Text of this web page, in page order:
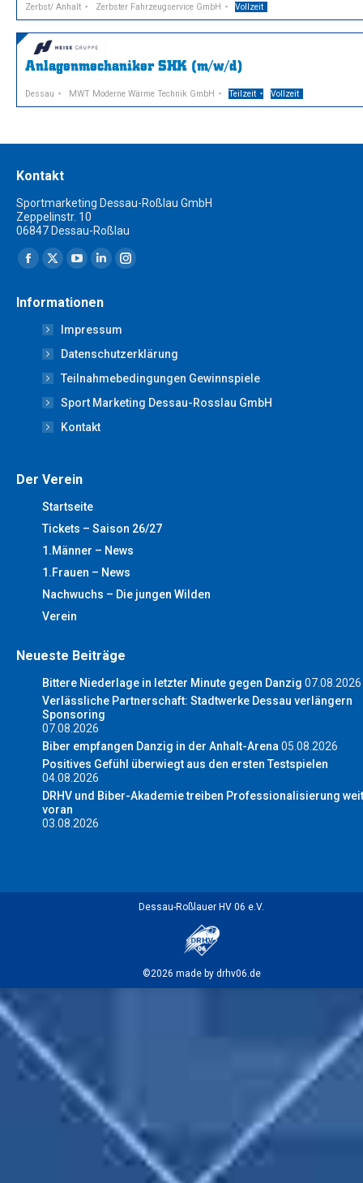
Zerbst/ Anhalt Zerbster Fahrzeugservice GmbH Vollzeit
Anlagenmechaniker SHK (m/w/d)
Dessau MWT Moderne Wärme Technik GmbH Teilzeit Vollzeit
Kontakt
Sportmarketing Dessau-Roßlau GmbH
Zeppelinstr. 10
06847 Dessau-Roßlau
Finden Sie uns auf:
Facebook
opens
new
window
X
opens
in
new
window
YouTube
opens
in
new
window
Linkedin
opens
in
new
window
Instagram
new
window
Informationen
Impressum
Datenschutzerklärung
Teilnahmebedingungen Gewinnspiele
Sport Marketing Dessau-Rosslau GmbH
Kontakt
Der Verein
Startseite
Tickets – Saison 26/27
1.Männer – News
1.Frauen – News
Nachwuchs – Die jungen Wilden
Verein
Neueste Beiträge
Bittere Niederlage in letzter Minute gegen Danzig 07.08.2026
Verlässliche Partnerschaft: Stadtwerke Dessau verlängern
Sponsoring
07.08.2026
Biber empfangen Danzig in der Anhalt-Arena 05.08.2026
Positives Gefühl überwiegt aus den ersten Testspielen
04.08.2026
DRHV und Biber-Akademie treiben Professionalisierung
voran
03.08.2026
Dessau-Roßlauer HV 06 e.V.
©2026 made by drhv06.de